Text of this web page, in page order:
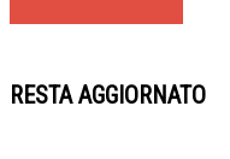
RESTA AGGIORNATO